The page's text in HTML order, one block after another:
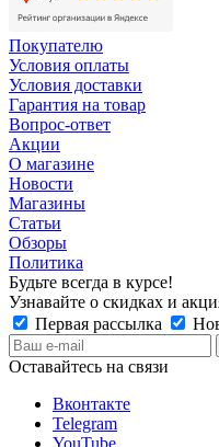
Покупателю
Условия оплаты
Условия доставки
Гарантия на товар
Вопрос-ответ
Акции
О магазине
Новости
Магазины
Статьи
Обзоры
Политика
Будьте всегда в курсе!
Узнавайте о скидках и
Первая рассылка
Оставайтесь на связи
Вконтакте
Telegram
YouTube